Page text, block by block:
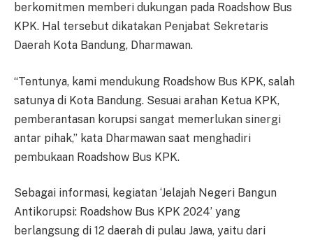
berkomitmen memberi dukungan pada Roadshow Bus
KPK. Hal tersebut dikatakan Penjabat Sekretaris
Daerah Kota Bandung, Dharmawan.
“Tentunya, kami mendukung Roadshow Bus KPK, salah
satunya di Kota Bandung. Sesuai arahan Ketua KPK,
pemberantasan korupsi sangat memerlukan sinergi
antar pihak,” kata Dharmawan saat menghadiri
pembukaan Roadshow Bus KPK.
Sebagai informasi, kegiatan ‘Jelajah Negeri Bangun
Antikorupsi: Roadshow Bus KPK 2024’ yang
berlangsung di 12 daerah di pulau Jawa, yaitu dari